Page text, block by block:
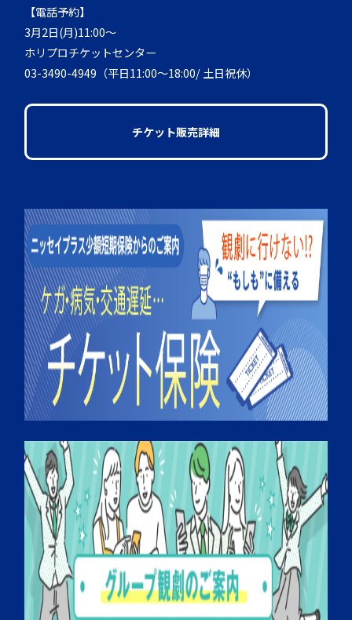
【電話予約】
3月2日(月)11:00～
ホリプロチケットセンター
03-3490-4949（平日11:00～18:00/ 土日祝休）
チケット販売詳細